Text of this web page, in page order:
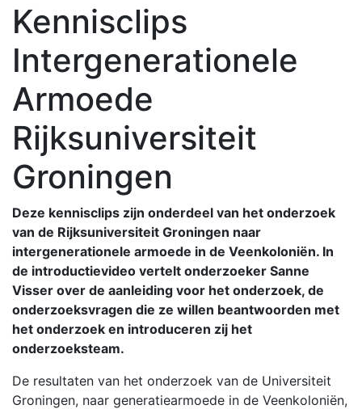
Kennisclips
Intergenerationele
Armoede
Rijksuniversiteit
Groningen
Deze kennisclips zijn onderdeel van het onderzoek
van de Rijksuniversiteit Groningen naar
intergenerationele armoede in de Veenkoloniën. In
de introductievideo vertelt onderzoeker Sanne
Visser over de aanleiding voor het onderzoek, de
onderzoeksvragen die ze willen beantwoorden met
het onderzoek en introduceren zij het
onderzoeksteam.
De resultaten van het onderzoek van de Universiteit
Groningen, naar generatiearmoede in de Veenkoloniën,